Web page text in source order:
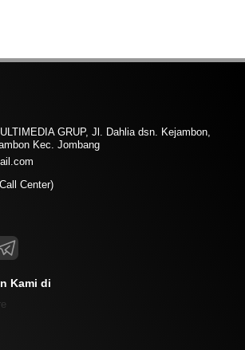
GRUP, Jl. Dahlia dsn. Kejambon,
Kec. Jombang
Center)
Kami di